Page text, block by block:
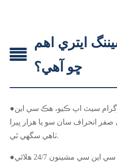
ايتري اهم
ڇو آهي؟
●سيٽ اپ ڪيو، هڪ سي اين
انحراف سان سو يا هزار ڀيرا
ٺاهي سگهي ٿي.
●صحيح سيٽ اپ سان، سي اين سي مشينون 24/7 هلائي